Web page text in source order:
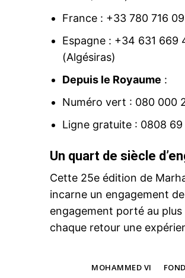
France : +33 780 716
Espagne : +34 631
(Algésiras)
Depuis le Royaume :
Numéro vert : 080 000
Ligne gratuite : 0808
Un quart de siècle
Cette 25e édition de
incarne un engagement
engagement porté au
chaque retour une
MOHAMMED VI